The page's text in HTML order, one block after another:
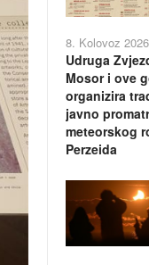
8. Kolovoz
Udruga
Mosor i ove
organizira
javno
meteorskog
Perzeida